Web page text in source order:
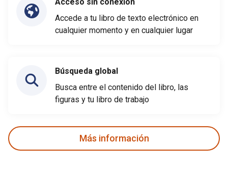
Accede a tu libro de texto electrónico en
cualquier momento y en cualquier lugar
Búsqueda global
Busca entre el contenido del libro, las
figuras y tu libro de trabajo
Más información